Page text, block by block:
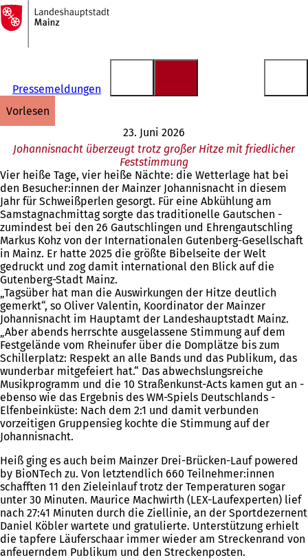
Inhalt anspringen
Zur
Startseite
Pressemeldungen
vorlesen
23. Juni 2026
Johannisnacht überzeugt trotz großer Hitze mit friedlicher
Feststimmung
Vier heiße Tage, vier heiße Nächte: die Wetterlage hat bei
den Besucher:innen der Mainzer Johannisnacht in diesem
Jahr für Schweißperlen gesorgt. Für eine Abkühlung am
Samstagnachmittag sorgte das traditionelle Gautschen -
zumindest bei den 26 Gautschlingen und Ehrengautschling
Markus Kohz von der Internationalen Gutenberg-Gesellschaft
in Mainz. Er hatte 2025 die größte Bibelseite der Welt
gedruckt und zog damit international den Blick auf die
Gutenberg-Stadt Mainz.
„Tagsüber hat man die Auswirkungen der Hitze deutlich
gemerkt“, so Oliver Valentin, Koordinator der Mainzer
Johannisnacht im Hauptamt der Landeshauptstadt Mainz.
„Aber abends herrschte ausgelassene Stimmung auf dem
Festgelände vom Rheinufer über die Domplätze bis zum
Schillerplatz: Respekt an alle Bands und das Publikum, das
wunderbar mitgefeiert hat.“ Das abwechslungsreiche
Musikprogramm und die 10 Straßenkunst-Acts kamen gut an -
ebenso wie das Ergebnis des WM-Spiels Deutschlands -
Elfenbeinküste: Nach dem 2:1 und damit verbunden
vorzeitigen Gruppensieg kochte die Stimmung auf der
Johannisnacht.
Heiß ging es auch beim Mainzer Drei-Brücken-Lauf powered
by BioNTech zu. Von letztendlich 660 Teilnehmer:innen
schafften 11 den Zieleinlauf trotz der Temperaturen sogar
unter 30 Minuten. Maurice Machwirth (LEX-Laufexperten) lief
nach 27:41 Minuten durch die Ziellinie, an der Sportdezernent
Daniel Köbler wartete und gratulierte. Unterstützung erhielt
die tapfere Läuferschaar immer wieder am Streckenrand von
anfeuerndem Publikum und den Streckenposten.